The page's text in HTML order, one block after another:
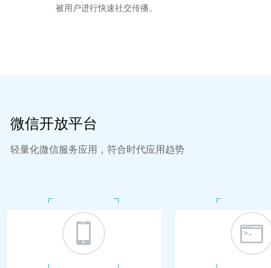
被用户进行快速社交传播。
微信开放平台
轻量化微信服务应用，符合时代应用趋势